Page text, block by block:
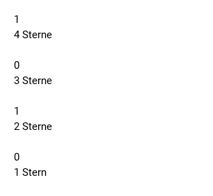
1
4 Sterne
0
3 Sterne
1
2 Sterne
0
1 Stern